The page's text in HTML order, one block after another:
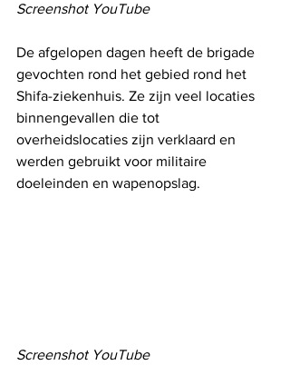
Screenshot YouTube
De afgelopen dagen heeft de brigade
gevochten rond het gebied rond het
Shifa-ziekenhuis. Ze zijn veel locaties
binnengevallen die tot
overheidslocaties zijn verklaard en
werden gebruikt voor militaire
doeleinden en wapenopslag.
Screenshot YouTube